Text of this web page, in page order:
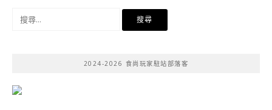
2024-2026 食尚玩家駐站部落客